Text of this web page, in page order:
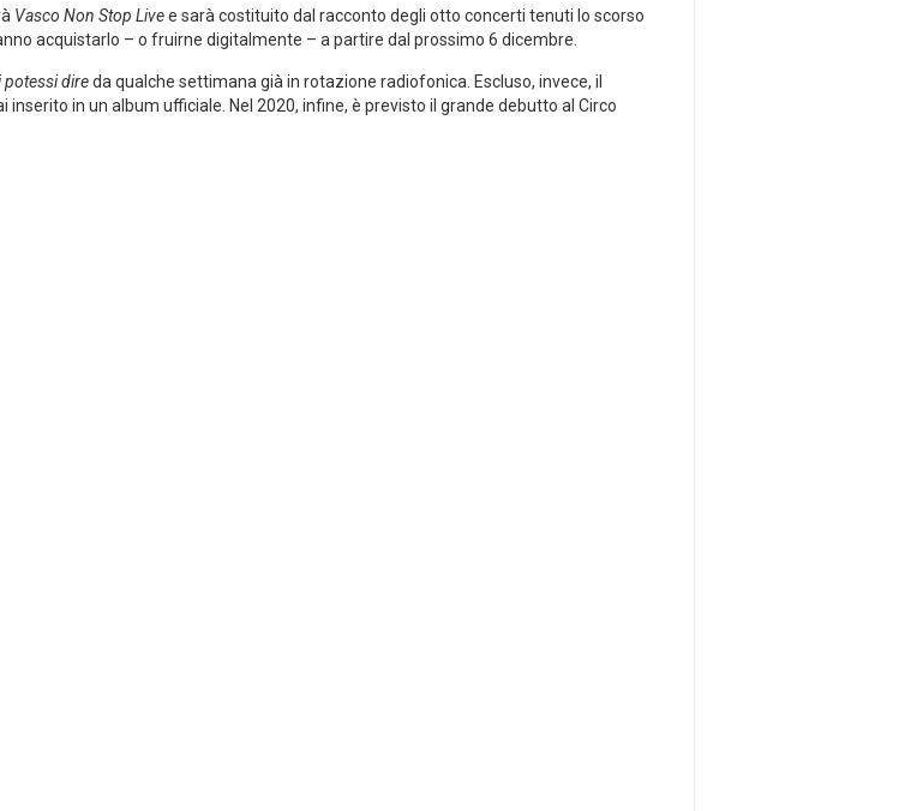
Vasco Non Stop Livee sarà costituito dal racconto degli otto concerti tenuti lo scorso
acquistarlo – o fruirne digitalmente – a partire dal prossimo 6 dicembre.
potessi direda qualche settimana già in rotazione radiofonica. Escluso, invece, il
inserito in un album ufficiale. Nel 2020, infine, è previsto il grande debutto al Circo